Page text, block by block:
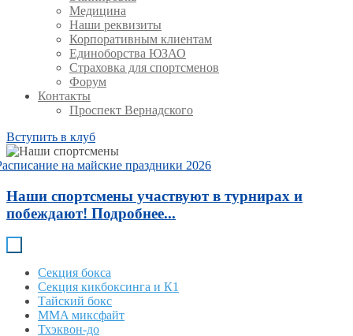
Медицина
Наши реквизиты
Корпоративным клиентам
Единоборства ЮЗАО
Страховка для спортсменов
Форум
Контакты
Проспект Вернадского
Вступить в клуб
на майские праздники 2026
Наши спортсмены участвуют в турнирах и
побеждают! Подробнее...
Секция бокса
Секция кикбоксинга и К1
Тайский бокс
MMA миксфайт
Тхэквон-до